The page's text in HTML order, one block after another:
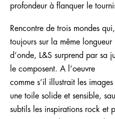
profondeur à flanquer le
Rencontre de trois mondes
toujours sur la même longueur
d’onde, L&S surprend par sa
le composent. A l’oeuvre
comme s’il illustrait les
une toile solide et sensible,
subtils les inspirations rock et